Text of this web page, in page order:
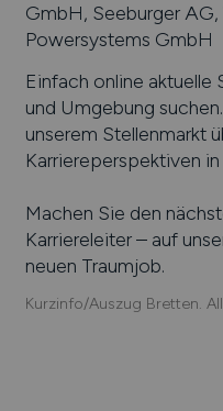
GmbH, Seeburger
Powersystems GmbH
Einfach online aktuelle
und Umgebung
unserem Stellenmarkt
Karriereperspektiven in
Machen Sie den
Karriereleiter – auf
neuen Traumjob.
Kurzinfo/Auszug Bretten.